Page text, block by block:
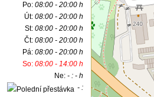
Po:08:00 - 20:00 h
Út:08:00 - 20:00 h
St:08:00 - 20:00 h
Čt:08:00 - 20:00 h
Pá:08:00 - 20:00 h
So:08:00 - 14:00 h
Ne:- : - h
- :